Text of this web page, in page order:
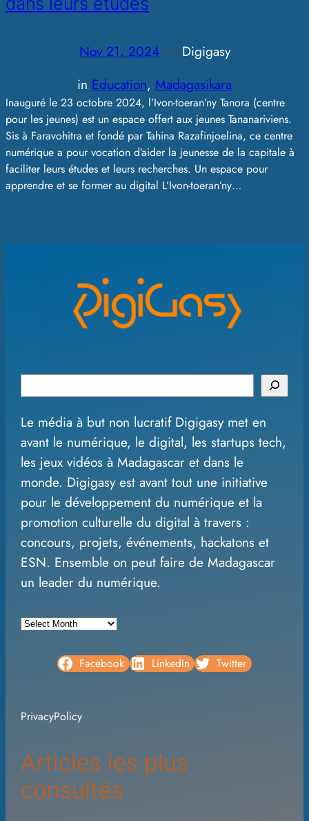
Nov 21, 2024— byDigigasy
in Education, Madagasikara
Inauguré le 23 octobre 2024, l’Ivon-toeran’ny Tanora (centre
pour les jeunes) est un espace offert aux jeunes Tananariviens.
Sis à Faravohitra et fondé par Tahina Razafinjoelina, ce centre
numérique a pour vocation d’aider la jeunesse de la capitale à
faciliter leurs études et leurs recherches. Un espace pour
apprendre et se former au digital L’Ivon-toeran’ny…
e
a
r
c
h
Le média à but non lucratif Digigasy met en
avant le numérique, le digital, les startups tech,
les jeux vidéos à Madagascar et dans le
monde. Digigasy est avant tout une initiative
pour le développement du numérique et la
promotion culturelle du digital à travers :
concours, projets, événements, hackatons et
ESN. Ensemble on peut faire de Madagascar
un leader du numérique.
A
v
s
Facebook LinkedIn Twitter
PrivacyPolicy
Articles les plus
consultés